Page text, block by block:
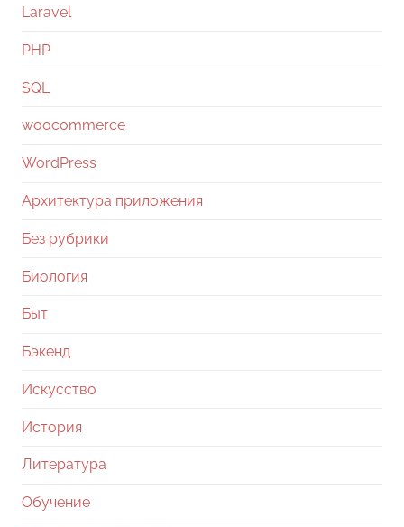
Laravel
PHP
SQL
woocommerce
WordPress
Архитектура приложения
Без рубрики
Биология
Быт
Бэкенд
Искусство
История
Литература
Обучение